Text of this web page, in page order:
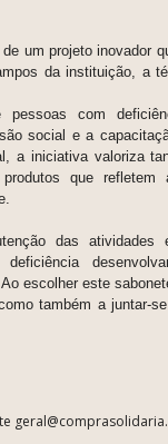
um projeto inovador
da instituição, a
com
social e a
a iniciativa valoriza
que
das
escolher este
também a juntar-